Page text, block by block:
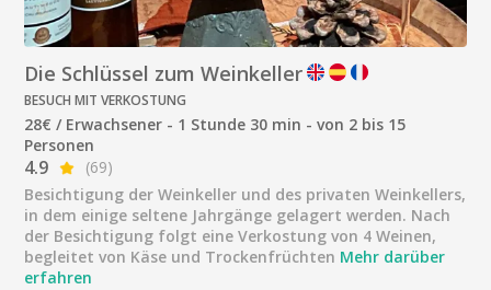
Die Schlüssel zum Weinkeller
BESUCH MIT VERKOSTUNG
28€ / Erwachsener - 1 Stunde 30 min - von 2 bis 15
Personen
4.9
(69)
Besichtigung der Weinkeller und des privaten Weinkellers,
in dem einige seltene Jahrgänge gelagert werden. Nach
der Besichtigung folgt eine Verkostung von 4 Weinen,
begleitet von Käse und Trockenfrüchten Mehr darüber
erfahren